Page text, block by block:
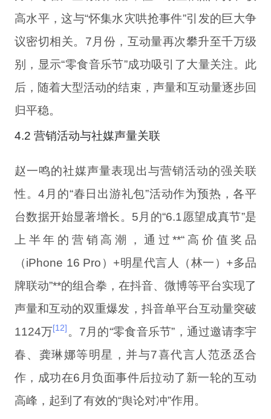
高水平，这与“怀集水灾哄抢事件”引发的巨大争
议密切相关。7月份，互动量再次攀升至千万级
别，显示“零食音乐节”成功吸引了大量关注。此
后，随着大型活动的结束，声量和互动量逐步回
归平稳。
4.2 营销活动与社媒声量关联
赵一鸣的社媒声量表现出与营销活动的强关联
性。4月的“春日出游礼包”活动作为预热，各平
台数据开始显著增长。5月的“6.1愿望成真节”是
上半年的营销高潮，通过**“高价值奖品
（iPhone 16 Pro）+明星代言人（林一）+多品
牌联动”**的组合拳，在抖音、微博等平台实现了
声量和互动的双重爆发，抖音单平台互动量突破
1124万[12] 。7月的“零食音乐节”，通过邀请李宇
春、龚琳娜等明星，并与7喜代言人范丞丞合
作，成功在6月负面事件后拉动了新一轮的互动
高峰，起到了有效的“舆论对冲”作用。